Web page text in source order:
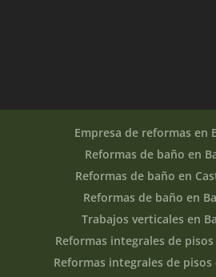
Empresa de reformas en
Reformas de baño en
Reformas de baño en
Reformas de baño en
Trabajos verticales en
Reformas integrales de
Reformas integrales de pisos